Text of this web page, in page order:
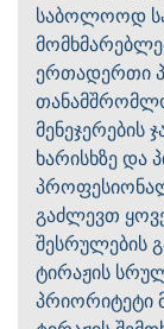
საბოლოოდ
ერთადერთი
მენეჯერების
ხარისხზე და
გაძლევთ
შესრულების
ტირაჟის
პრიორიტეტი